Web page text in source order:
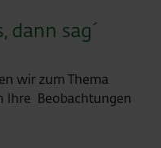
dann sag´
wir zum Thema
Ihre Beobachtungen